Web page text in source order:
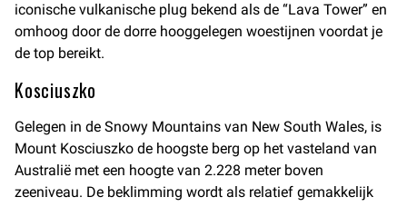
iconische vulkanische plug bekend als de “Lava Tower” en
omhoog door de dorre hooggelegen woestijnen voordat je
de top bereikt.
Kosciuszko
Gelegen in de Snowy Mountains van New South Wales, is
Mount Kosciuszko de hoogste berg op het vasteland van
Australië met een hoogte van 2.228 meter boven
zeeniveau. De beklimming wordt als relatief gemakkelijk